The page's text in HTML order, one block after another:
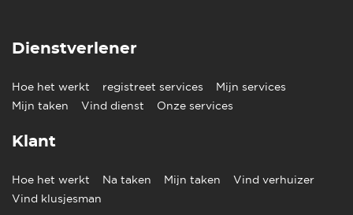
Dienstverlener
Hoe het werkt registreet services
Mijn services
Mijn taken
Vind dienst Onze services
Klant
Hoe het werkt Na taken Mijn taken
Vind verhuizer
Vind klusjesman